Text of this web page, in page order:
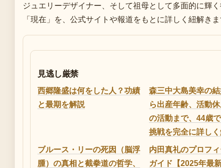
ジュエリーデザイナー、そして祖母として多面的に輝
「現在」を、公式サイトや報道をもとに詳しく紐解き
見逃し厳禁
西郷隆盛は何をした人？功績
と最期を解説
森三中大島美幸の
ら出産年齢、活動
の活動まで、44歳
挑戦を完全に詳し
ブルース・リーの死因（脳浮
腫）の真相と截拳道の哲学、
内田真礼のプロフ
ガイド【2025年最